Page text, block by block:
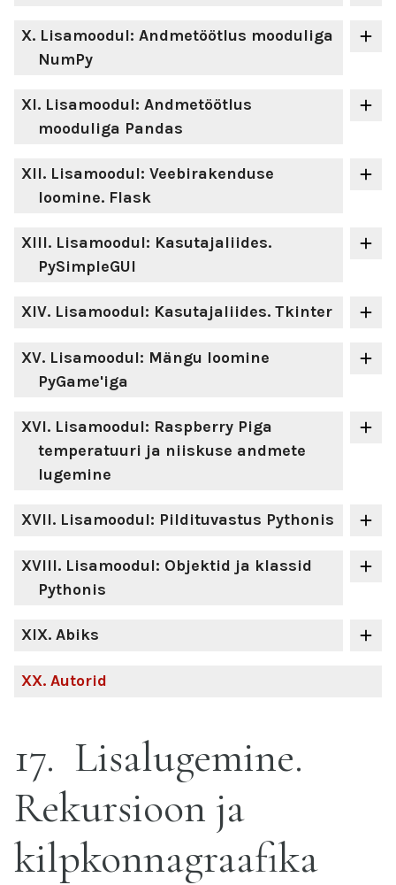
X. Lisamoodul: Andmetöötlus mooduliga
NumPy
XI. Lisamoodul: Andmetöötlus
mooduliga Pandas
XII. Lisamoodul: Veebirakenduse
loomine. Flask
XIII. Lisamoodul: Kasutajaliides.
PySimpleGUI
XIV. Lisamoodul: Kasutajaliides. Tkinter
XV. Lisamoodul: Mängu loomine
PyGame'iga
XVI. Lisamoodul: Raspberry Piga
temperatuuri ja niiskuse andmete
lugemine
XVII. Lisamoodul: Pildituvastus Pythonis
XVIII. Lisamoodul: Objektid ja klassid
Pythonis
XIX. Abiks
XX. Autorid
17 Lisalugemine.
Rekursioon ja
kilpkonnagraafika